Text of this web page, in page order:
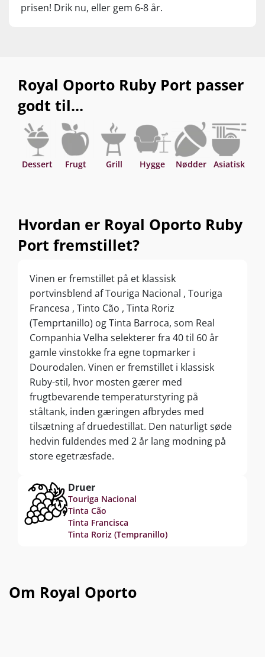
prisen! Drik nu, eller gem 6-8 år.
Royal Oporto Ruby Port passer
godt til...
Dessert Frugt Grill Hygge Nødder Asiatisk
Hvordan er Royal Oporto Ruby
Port fremstillet?
Vinen er fremstillet på et klassisk
portvinsblend af Touriga Nacional , Touriga
Francesa , Tinto Cão , Tinta Roriz
(Temprtanillo) og Tinta Barroca, som Real
Companhia Velha selekterer fra 40 til 60 år
gamle vinstokke fra egne topmarker i
Dourodalen. Vinen er fremstillet i klassisk
Ruby-stil, hvor mosten gærer med
frugtbevarende temperaturstyring på
ståltank, inden gæringen afbrydes med
tilsætning af druedestillat. Den naturligt søde
hedvin fuldendes med 2 år lang modning på
store egetræsfade.
Druer
Touriga Nacional
Tinta Cão
Tinta Francisca
Tinta Roriz (Tempranillo)
Om Royal Oporto